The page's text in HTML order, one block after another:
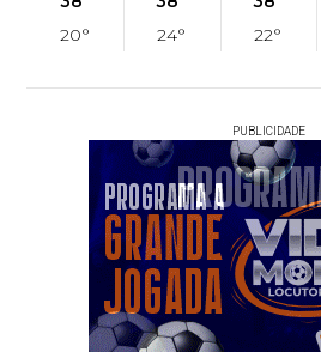
20°
24°
22°
PUBLICIDADE